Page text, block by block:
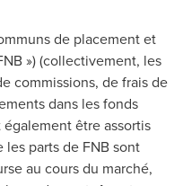
de placement et
») (collectivement, les
commissions, de frais de
dans les fonds
être assortis
parts de FNB sont
au cours du marché,